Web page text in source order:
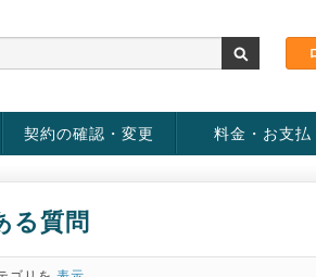
契約の確認・変更 料金・お支払
る質問